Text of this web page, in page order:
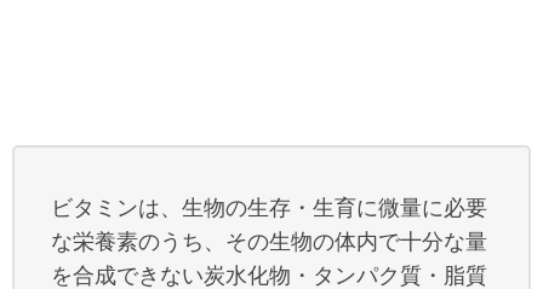
ビタミンは、生物の生存・生育に微量に必要
な栄養素のうち、その生物の体内で十分な量
を合成できない炭水化物・タンパク質・脂質